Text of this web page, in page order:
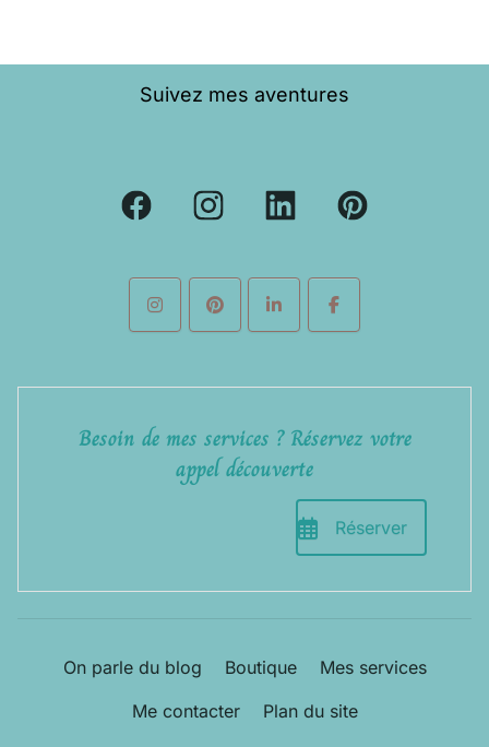
Suivez mes aventures
Besoin de mes services ? Réservez votre
appel découverte
Réserver
On parle du blog Boutique
Mes services
Me contacter
Plan du site